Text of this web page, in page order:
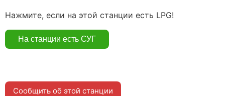
Нажмите, если на этой станции есть LPG!
Сообщить об этой станции